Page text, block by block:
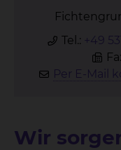
Tel.: +49
Per E-Mail
Wir